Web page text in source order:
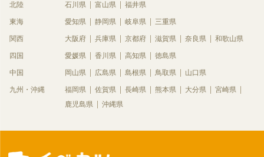
北陸 石川県 富山県 福井県
東海 愛知県 静岡県 岐阜県 三重県
関西 大阪府 兵庫県 京都府 滋賀県 奈良県 和歌山県
四国 愛媛県 香川県 高知県 徳島県
中国 岡山県 広島県 島根県 鳥取県 山口県
九州・沖縄 福岡県 佐賀県 長崎県 熊本県 大分県
宮崎県
鹿児島県
沖縄県